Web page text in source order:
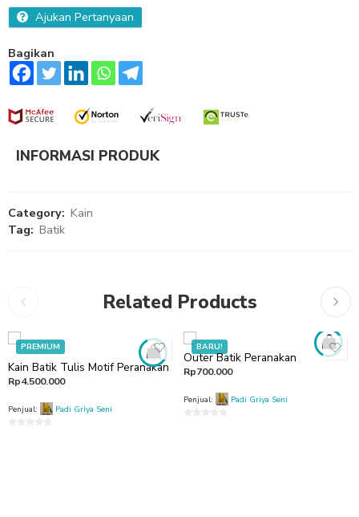
Ajukan Pertanyaan
Bagikan
INFORMASI PRODUK
Category: Kain
Tag: Batik
Related Products
PREMIUM
Kain Batik Tulis Motif Peranakan
Rp4.500.000
Penjual: Padi Griya Seni
BARU!
Outer Batik Peranakan
Rp700.000
Penjual: Padi Griya Seni